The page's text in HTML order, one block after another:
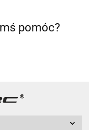
pomóc?